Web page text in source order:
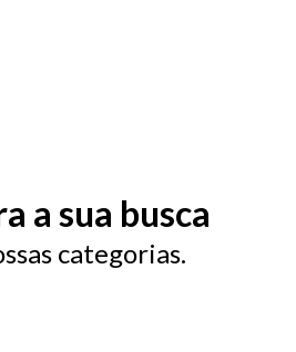
a sua busca
categorias.